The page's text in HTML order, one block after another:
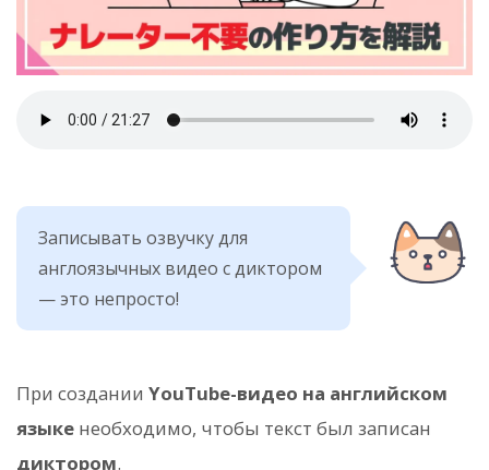
Записывать озвучку для
англоязычных видео с диктором
— это непросто!
При создании YouTube-видео на английском
языке необходимо, чтобы текст был записан
диктором.